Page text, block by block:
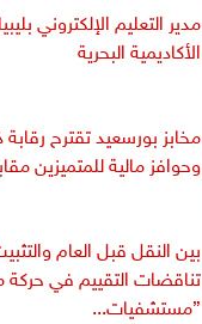
مدير التعليم الإلكتروني
الأكاديمية البحرية
مخابز بورسعيد تقترح رقابة
وحوافز مالية للمتميزين
بين النقل قبل العام
تناقضات التقييم في حركة
”مستشفيات...